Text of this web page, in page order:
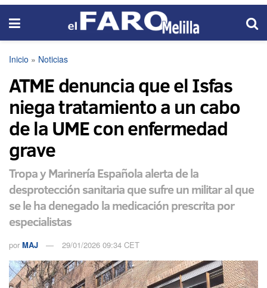
Inicio » Noticias
ATME denuncia que el Isfas
niega tratamiento a un cabo
de la UME con enfermedad
grave
Tropa y Marinería Española alerta de la
desprotección sanitaria que sufre un militar al que
se le ha denegado la medicación prescrita por
especialistas
por MAJ 29/01/2026 09:34 CET